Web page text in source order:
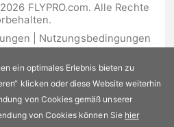
FLYPRO.com. Alle Rechte
Nutzungsbedingungen
ein optimales Erlebnis bieten zu
klicken oder diese Website weiterhin
von Cookies gemäß unserer
von Cookies können Sie hier